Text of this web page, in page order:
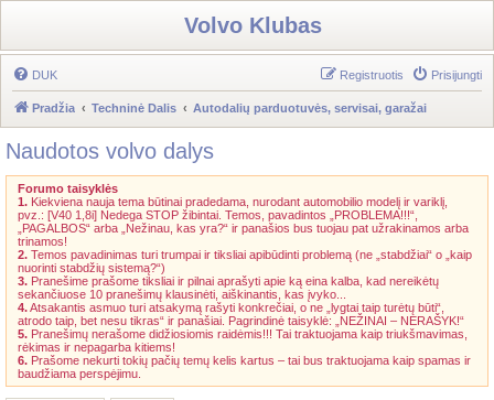
Volvo Klubas
DUK Prisijungti
Registruotis
Pradžia Techninė Dalis Autodalių parduotuvės, servisai, garažai
Naudotos volvo dalys
Forumo taisyklės
1. Kiekviena nauja tema būtinai pradedama, nurodant automobilio modelį ir variklį,
pvz.: [V40 1,8i] Nedega STOP žibintai. Temos, pavadintos „PROBLEMA!!!“,
„PAGALBOS“ arba „Nežinau, kas yra?“ ir panašios bus tuojau pat užrakinamos arba
trinamos!
2. Temos pavadinimas turi trumpai ir tiksliai apibūdinti problemą (ne „stabdžiai“ o „kaip
nuorinti stabdžių sistemą?“)
3. Pranešime prašome tiksliai ir pilnai aprašyti apie ką eina kalba, kad nereikėtų
sekančiuose 10 pranešimų klausinėti, aiškinantis, kas įvyko...
4.Atsakantis asmuo turi atsakymą rašyti konkrečiai, o ne „lygtai taip turėtų būti“,
atrodo taip, bet nesu tikras“ ir panašiai. Pagrindinė taisyklė: „NEŽINAI – NERAŠYK!“
5. Pranešimų nerašome didžiosiomis raidėmis!!! Tai traktuojama kaip triukšmavimas,
rėkimas ir nepagarba kitiems!
6. Prašome nekurti tokių pačių temų kelis kartus – tai bus traktuojama kaip spamas ir
baudžiama perspėjimu.